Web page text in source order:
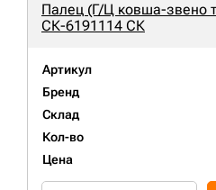
Палец (Г/Ц ковша-звено
СК-6191114 СК
Артикул
Бренд
Склад
Кол-во
Цена